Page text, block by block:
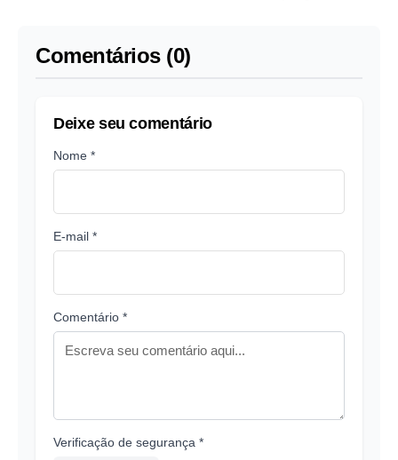
Comentários (0)
Deixe seu comentário
Nome *
E-mail *
Comentário *
Verificação de segurança *